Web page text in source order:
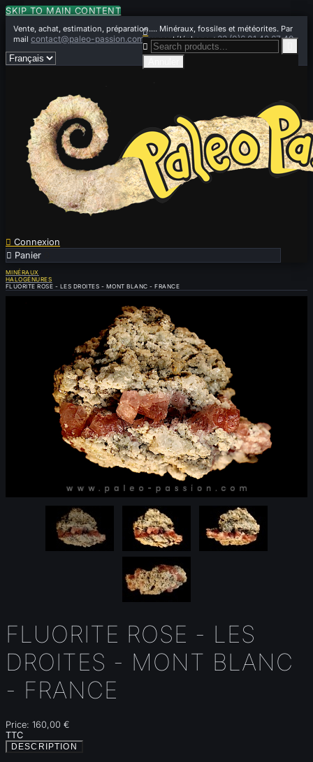
SKIP TO MAIN CONTENT
Vente, achat, estimation, préparation.... Minéraux, fossiles et météorites. Par
mailcontact@paleo-passion.comou par téléphone+33 (0)6 01 42 67 49
 Connexion
 Panier


MINÉRAUX
HALOGÉNURES
FLUORITE ROSE - LES DROITES - MONT BLANC - FRANCE
FLUORITE ROSE - LES
DROITES - MONT BLANC
- FRANCE
Price: 160,00 €
TTC
DESCRIPTION